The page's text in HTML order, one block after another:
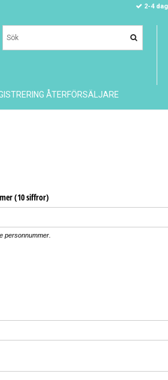
2-4
ÅTERFÖRSÄLJARE